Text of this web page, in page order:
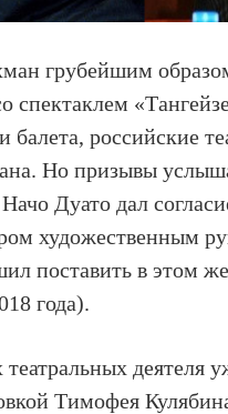
грубейшим
спектаклем
российские
Но призывы
Дуато дал
художественным
поставить в этом
года).
деятеля
Тимофея